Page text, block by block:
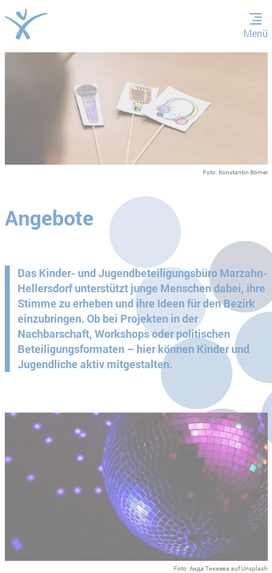
ZUR SUCHE SPRINGEN
Menü
Foto: Konstantin Börner
Angebote
Das Kinder- und Jugendbeteiligungsbüro Marzahn-
Hellersdorf unterstützt junge Menschen dabei, ihre
Stimme zu erheben und ihre Ideen für den Bezirk
einzubringen. Ob bei Projekten in der
Nachbarschaft, Workshops oder politischen
Beteiligungsformaten – hier können Kinder und
Jugendliche aktiv mitgestalten.
Foto: Аида Тикиева auf Unsplash